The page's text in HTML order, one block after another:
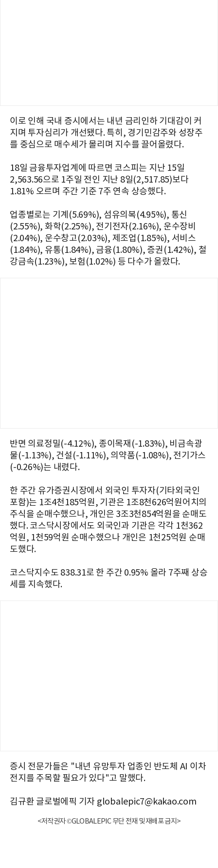
이로 인해 국내 증시에서는 내년 금리인하 기대감이 커
지며 투자심리가 개선됐다. 특히, 경기민감주와 성장주
를 중심으로 매수세가 몰리며 지수를 끌어올렸다.
18일 금융투자업계에 따르면 코스피는 지난 15일
2,563.56으로 1주일 전인 지난 8일(2,517.85)보다
1.81% 오르며 주간 기준 7주 연속 상승했다.
업종별로는 기계(5.69%), 섬유의복(4.95%), 통신
(2.55%), 화학(2.25%), 전기전자(2.16%), 운수장비
(2.04%), 운수창고(2.03%), 제조업(1.85%), 서비스
(1.84%), 유통(1.84%), 금융(1.80%), 증권(1.42%), 철
강금속(1.23%), 보험(1.02%) 등 다수가 올랐다.
반면 의료정밀(-4.12%), 종이목재(-1.83%), 비금속광
물(-1.13%), 건설(-1.11%), 의약품(-1.08%), 전기가스
(-0.26%)는 내렸다.
한 주간 유가증권시장에서 외국인 투자자(기타외국인
포함)는 1조4천185억원, 기관은 1조8천626억원어치의
주식을 순매수했으나, 개인은 3조3천854억원을 순매도
했다. 코스닥시장에서도 외국인과 기관은 각각 1천362
억원, 1천59억원 순매수했으나 개인은 1천25억원 순매
도했다.
코스닥지수도 838.31로 한 주간 0.95% 올라 7주째 상승
세를 지속했다.
증시 전문가들은 "내년 유망투자 업종인 반도체 AI 이차
전지를 주목할 필요가 있다"고 말했다.
김규환 글로벌에픽 기자 globalepic7@kakao.com
<저작권자 ©GLOBALEPIC 무단 전재 및 재배포 금지>